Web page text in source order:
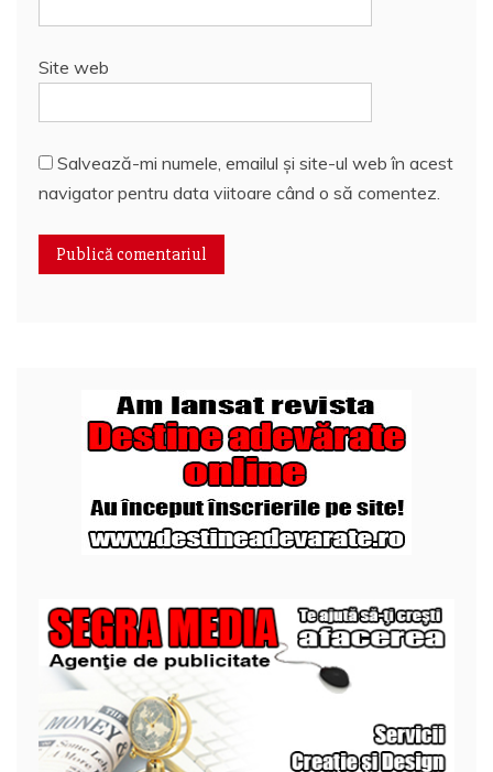
Site web
Salvează-mi numele, emailul și site-ul web în acest
navigator pentru data viitoare când o să comentez.